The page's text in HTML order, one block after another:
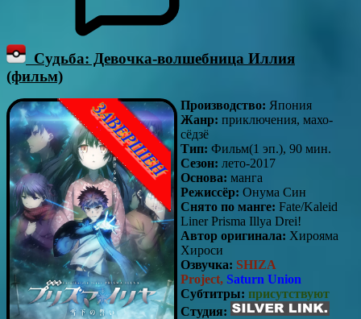
Судьба: Девочка-волшебница Иллия
(фильм)
Производство: Япония
Жанр: приключения, махо-
сёдзё
Тип: Фильм(1 эп.), 90 мин.
Сезон: лето-2017
Основа: манга
Режиссёр: Онума Син
Снято по манге: Fate/Kaleid
Liner Prisma Illya Drei!
Автор оригинала: Хирояма
Хироси
Озвучка: SHIZA
Project, Saturn Union
Субтитры: присутствуют
Студия: